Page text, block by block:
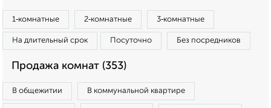
1‑комнатные 2‑комнатные 3‑комнатные
На длительный срок Посуточно Без посредников
Продажа комнат (353)
В общежитии В коммунальной квартире